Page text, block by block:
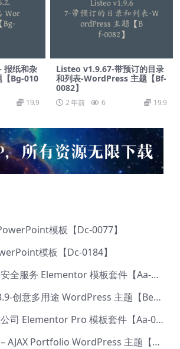
报纸和杂
Bg-010
19.9
Listeo v1.9.67-带预订的目录
和列表-WordPress 主题【Bf-
0082】
2 年前 6 19.9
模板【Dc-0077】
模板【Dc-0184】
Jarvis – 网络安全服务 Elementor 模板套件【Aa-0035】
lmpeka v1.3.9-创意多用途 WordPress 主题【Be-0064】
Agria – 农业公司 Elementor Pro 模板套件【Aa-0003】
Rhye v3.5.3 – AJAX Portfolio WordPress 主题【Bi-0049】